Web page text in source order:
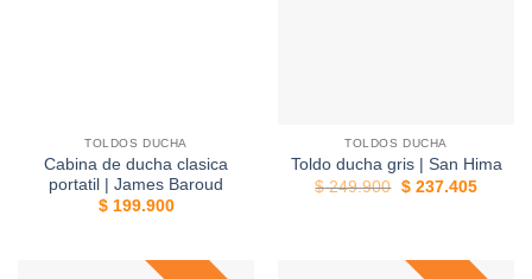
TOLDOS DUCHA
Cabina de ducha clasica
portatil | James Baroud
$199.900
TOLDOS DUCHA
Toldo ducha gris | San Hima
$249.900 El
$237.405El